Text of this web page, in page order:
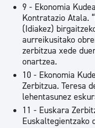
9 - Ekonomia
Kontratazio Atala.
(Idiakez)
aurreikusitako
zerbitzua xede
onartzea.
10 - Ekonomia
Zerbitzua. Teresa
lehentasunez
11 - Euskara
Euskaltegientzako